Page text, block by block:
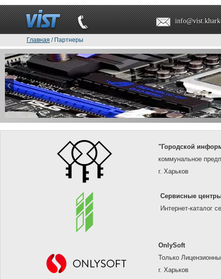
Главная / Партнеры
"Городской
коммунальное
г. Харьков
Сервисные
Интернет-каталог
OnlySoft
Только
г. Харьков